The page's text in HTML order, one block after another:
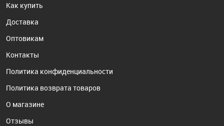
Как купить
Доставка
Оптовикам
Контакты
Политика конфиденциальности
Политика возврата товаров
О магазине
Отзывы